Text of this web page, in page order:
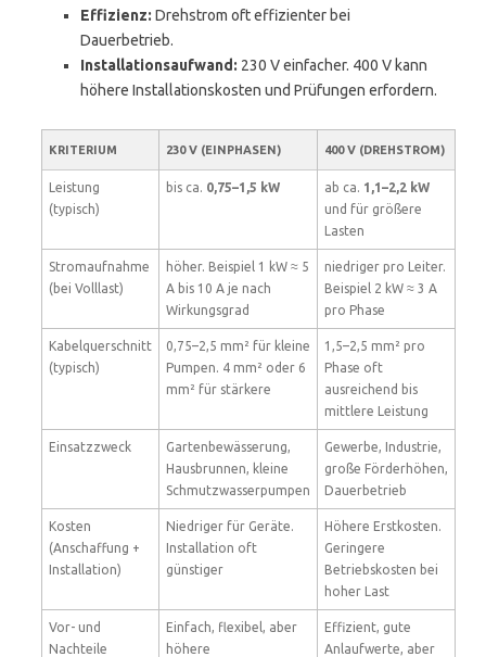
Effizienz: Drehstrom oft effizienter bei
Dauerbetrieb.
Installationsaufwand: 230 V einfacher. 400 V kann
höhere Installationskosten und Prüfungen erfordern.
KRITERIUM 230 V (EINPHASEN) 400 V (DREHSTROM)
Leistung
(typisch)
bis ca. 0,75–1,5 kW ab ca. 1,1–2,2 kW
und für größere
Lasten
Stromaufnahme
(bei Volllast)
höher. Beispiel 1 kW ≈ 5
A bis 10 A je nach
Wirkungsgrad
niedriger pro Leiter.
Beispiel 2 kW ≈ 3 A
pro Phase
Kabelquerschnitt
(typisch)
0,75–2,5 mm² für kleine
Pumpen. 4 mm² oder 6
mm² für stärkere
1,5–2,5 mm² pro
Phase oft
ausreichend bis
mittlere Leistung
Einsatzzweck
Gartenbewässerung,
Hausbrunnen, kleine
Schmutzwasserpumpen
Gewerbe, Industrie,
große Förderhöhen,
Dauerbetrieb
Kosten
(Anschaffung +
Installation)
Niedriger für Geräte.
Installation oft
günstiger
Höhere Erstkosten.
Geringere
Betriebskosten bei
hoher Last
Vor- und
Nachteile
Einfach, flexibel, aber
höhere
Effizient, gute
Anlaufwerte, aber